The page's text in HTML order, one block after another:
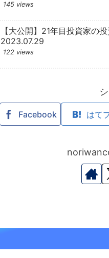
145 views
【大公開】21年目投資家の
2023.07.29
122 views
Facebook はて